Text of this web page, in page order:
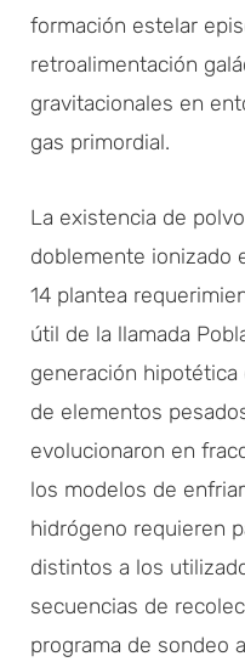
formación estelar
retroalimentación
gravitacionales en
gas primordial.
La existencia de
doblemente ionizado
14 plantea
útil de la llamada
generación
de elementos
evolucionaron en
los modelos de
hidrógeno requieren
distintos a los
secuencias de
programa de sondeo